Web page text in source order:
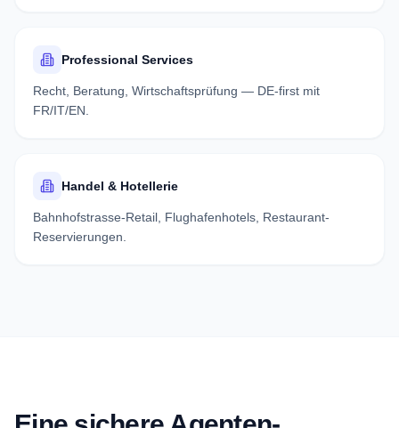
Professional Services
Recht, Beratung, Wirtschaftsprüfung — DE-first mit
FR/IT/EN.
Handel & Hotellerie
Bahnhofstrasse-Retail, Flughafenhotels, Restaurant-
Reservierungen.